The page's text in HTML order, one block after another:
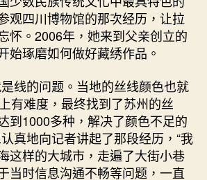
观四川博物馆的那次经历，让拉
怀。2006年，她来到父亲创立的
始琢磨如何做好藏绣作品。
线的问题。当地的丝线颜色也就
有难度，最终找到了苏州的丝
到1000多种，解决了颜色不足的
真地向记者讲起了那段经历，“我
这样的大城市，走遍了大街小巷
当时信息沟通不畅等问题，一直